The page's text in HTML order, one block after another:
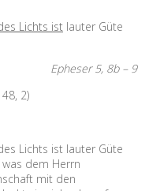
Lichts ist lauter Güte
Epheser 5, 8b – 9
2)
Lichts ist lauter Güte
dem Herrn
mit den